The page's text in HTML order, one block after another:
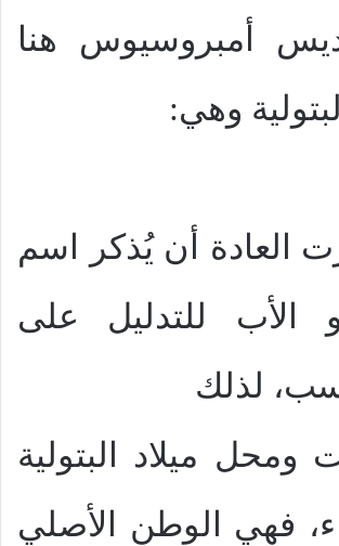
أمبروسيوس هنا
وهي:
العادة أن يُذكر اسم
أو الأب للتدليل على
لذلك
ومحل ميلاد البتولية
فهي الوطن الأصلي